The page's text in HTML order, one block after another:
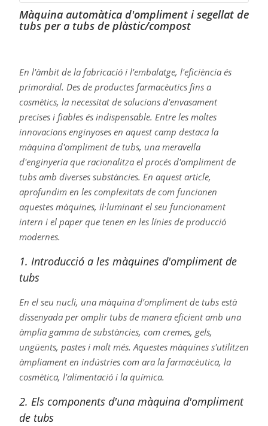
Màquina automàtica d'ompliment i segellat de
tubs per a tubs de plàstic/compost
En l'àmbit de la fabricació i l'embalatge, l'eficiència és
primordial. Des de productes farmacèutics fins a
cosmètics, la necessitat de solucions d'envasament
precises i fiables és indispensable. Entre les moltes
innovacions enginyoses en aquest camp destaca la
màquina d'ompliment de tubs, una meravella
d'enginyeria que racionalitza el procés d'ompliment de
tubs amb diverses substàncies. En aquest article,
aprofundim en les complexitats de com funcionen
aquestes màquines, il·luminant el seu funcionament
intern i el paper que tenen en les línies de producció
modernes.
1. Introducció a les màquines d'ompliment de
tubs
En el seu nucli, una màquina d'ompliment de tubs està
dissenyada per omplir tubs de manera eficient amb una
àmplia gamma de substàncies, com cremes, gels,
ungüents, pastes i molt més. Aquestes màquines s'utilitzen
àmpliament en indústries com ara la farmacèutica, la
cosmètica, l'alimentació i la química.
2. Els components d'una màquina d'ompliment
de tubs